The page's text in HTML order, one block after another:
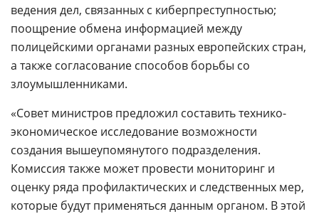
ведения дел, связанных с киберпреступностью;
поощрение обмена информацией между
полицейскими органами разных европейских стран,
а также согласование способов борьбы со
злоумышленниками.
«Совет министров предложил составить технико-
экономическое исследование возможности
создания вышеупомянутого подразделения.
Комиссия также может провести мониторинг и
оценку ряда профилактических и следственных мер,
которые будут применяться данным органом. В этой